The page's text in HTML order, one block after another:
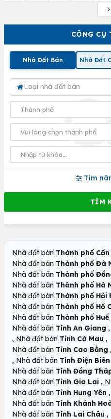
CÔNG CỤ
Nhà Đất Bán Nhà Đất
Loại nhà đất bán
Tìm
Nhà đất bán Thành phố
Nhà đất bán Thành phố Đà
Nhà đất bán Thành phố
Nhà đất bán Thành phố Hà
Nhà đất bán Thành phố Hải
Nhà đất bán Thành phố Hồ
Nhà đất bán Thành phố Huế
Nhà đất bán Tỉnh An Giang ,
, Nhà đất bán Tỉnh Cà Mau ,
Nhà đất bán Tỉnh Cao Bằng ,
, Nhà đất bán Tỉnh Điện Biên
Nhà đất bán Tỉnh Đồng
Nhà đất bán Tỉnh Gia Lai ,
Nhà đất bán Tỉnh Hưng Yên ,
Nhà đất bán Tỉnh Khánh
Nhà đất bán Tỉnh Lai Châu ,